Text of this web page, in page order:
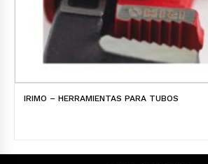
IRIMO – HERRAMIENTAS PARA TUBOS